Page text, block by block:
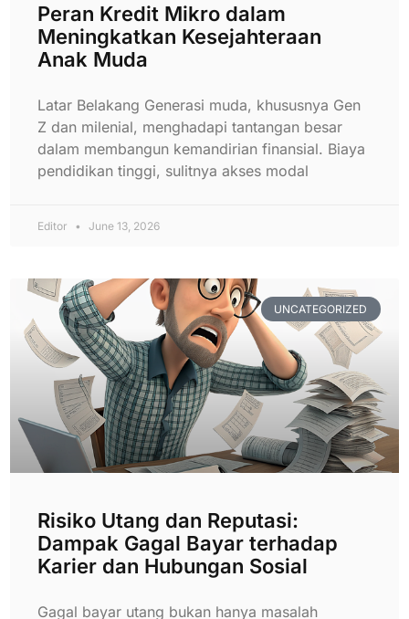
Peran Kredit Mikro dalam
Meningkatkan Kesejahteraan
Anak Muda
Latar Belakang Generasi muda, khususnya Gen
Z dan milenial, menghadapi tantangan besar
dalam membangun kemandirian finansial. Biaya
pendidikan tinggi, sulitnya akses modal
Editor June 13, 2026
UNCATEGORIZED
Risiko Utang dan Reputasi:
Dampak Gagal Bayar terhadap
Karier dan Hubungan Sosial
Gagal bayar utang bukan hanya masalah